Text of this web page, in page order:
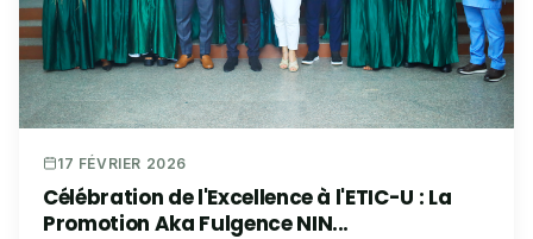
17 FÉVRIER 2026
Célébration de l'Excellence à l'ETIC-U : La
Promotion Aka Fulgence NIN...